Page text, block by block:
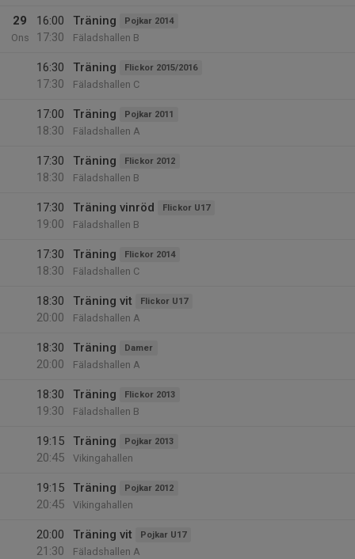
29
Ons
16:00
17:30
Träning Pojkar 2014
Fäladshallen B
16:30
17:30
Träning Flickor 2015/2016
Fäladshallen C
17:00
18:30
Träning Pojkar 2011
Fäladshallen A
17:30
18:30
Träning Flickor 2012
Fäladshallen B
17:30
19:00
Träning vinröd Flickor U17
Fäladshallen B
17:30
18:30
Träning Flickor 2014
Fäladshallen C
18:30
20:00
Träning vit Flickor U17
Fäladshallen A
18:30
20:00
Träning Damer
Fäladshallen A
18:30
19:30
Träning Flickor 2013
Fäladshallen B
19:15
20:45
Träning Pojkar 2013
Vikingahallen
19:15
20:45
Träning Pojkar 2012
Vikingahallen
20:00
21:30
Träning vit Pojkar U17
Fäladshallen A